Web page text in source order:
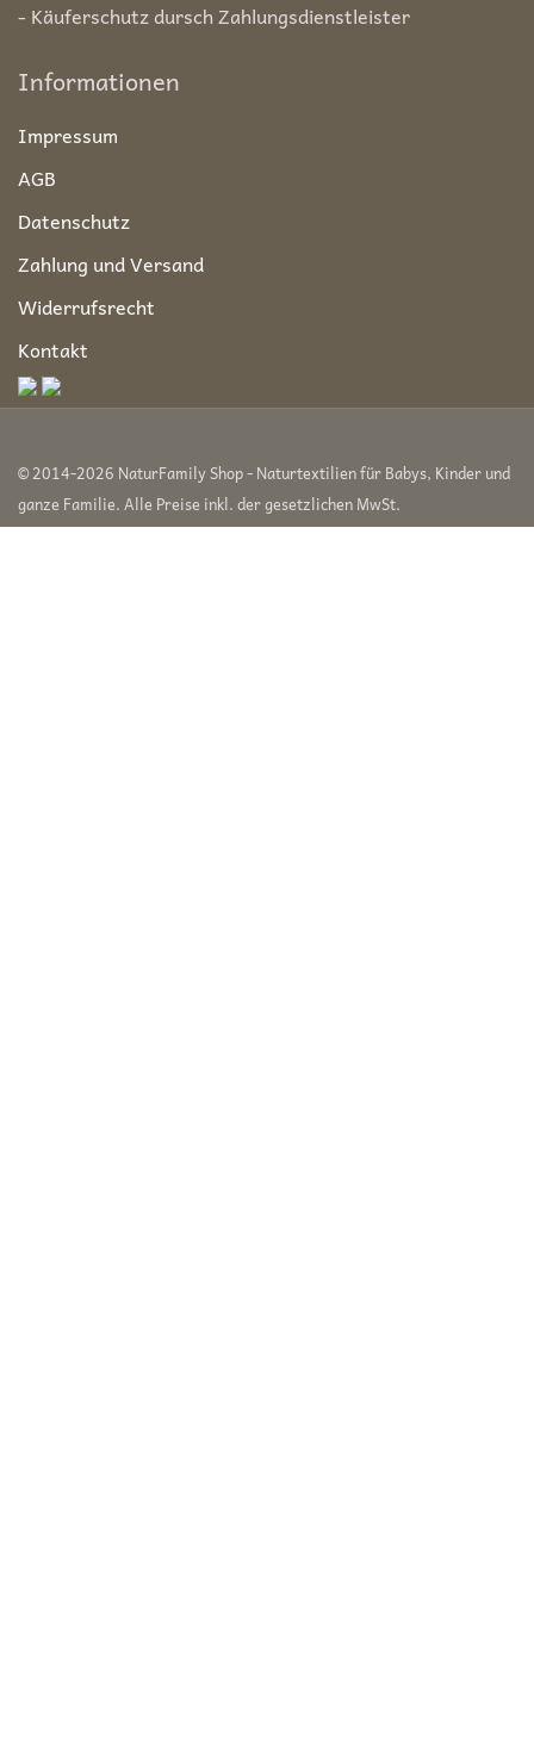
- Käuferschutz dursch Zahlungsdienstleister
Informationen
Impressum
AGB
Datenschutz
Zahlung und Versand
Widerrufsrecht
Kontakt
© 2014-2026 NaturFamily Shop - Naturtextilien für Babys, Kinder und
ganze Familie. Alle Preise inkl. der gesetzlichen MwSt.